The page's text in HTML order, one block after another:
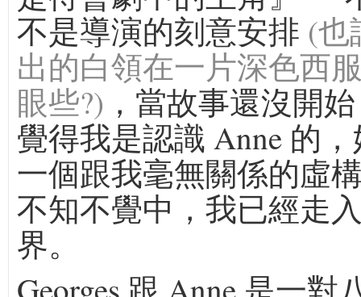
不是導演的刻意安排 (也
出的白領在一片深色西
眼些?) ，當故事還沒開
覺得我是認識 Anne 的
一個跟我毫無關係的虛
不知不覺中，我已經走
界。